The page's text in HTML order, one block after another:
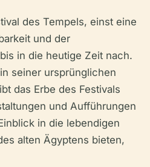
des Tempels, einst eine
und der
in die heutige Zeit nach.
seiner ursprünglichen
das Erbe des Festivals
und Aufführungen
in die lebendigen
alten Ägyptens bieten,